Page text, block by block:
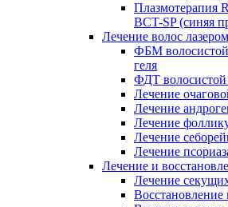
Плазмотерапия
BCT-SP (синяя
Лечение волос лазером
ФБМ волосистой
геля
ФДТ волосистой
Лечение
Лечение
Лечение
Лечение
Лечение
Лечение и
Лечение